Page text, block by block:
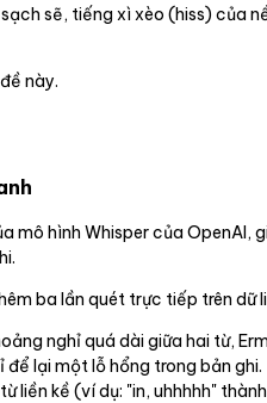
sẽ, tiếng xì xèo (hiss) của
này.
mô hình Whisper của
ba lần quét trực tiếp trên dữ
nghỉ quá dài giữa hai từ,
lại một lỗ hổng trong bản ghi.
liền kề (ví dụ: "in, uhhhhh"